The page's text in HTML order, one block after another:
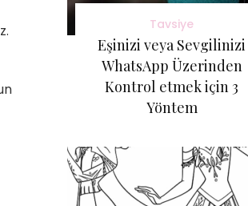
Tavsiye
Eşinizi veya Sevgilinizi
WhatsApp Üzerinden
Kontrol etmek için 3
Yöntem